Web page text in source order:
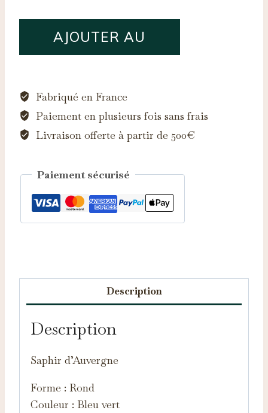
0.20ct
AJOUTER AU
Fabriqué en France
Paiement en plusieurs fois sans frais
Livraison offerte à partir de 500€
Paiement sécurisé
Description
Description
Saphir d’Auvergne
Forme : Rond
Couleur : Bleu vert